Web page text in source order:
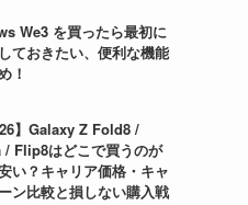
We3 を買ったら最初に
ておきたい、便利な機能
！
】Galaxy Z Fold8 /
/ Flip8はどこで買うのが
い？キャリア価格・キャ
ン比較と損しない購入戦